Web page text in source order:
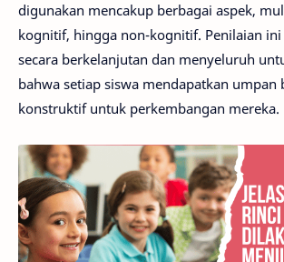
digunakan mencakup berbagai aspek,
kognitif, hingga non-kognitif. Penilaian
secara berkelanjutan dan menyeluruh
bahwa setiap siswa mendapatkan umpan
konstruktif untuk perkembangan mereka.